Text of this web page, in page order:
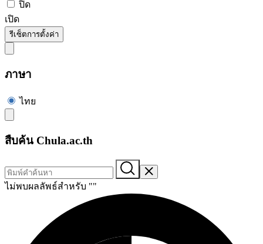
ปิด
เปิด
รีเซ็ตการตั้งค่า
ภาษา
ไทย
สืบค้น Chula.ac.th
ไม่พบผลลัพธ์สำหรับ ""